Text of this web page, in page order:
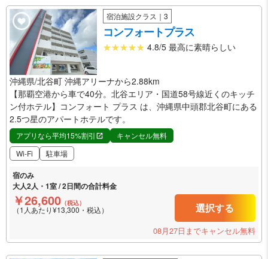
宿泊施設クラス｜3
コンフォートプラス
4.8/5 最高に素晴らしい
沖縄県/北谷町 沖縄アリーナから2.88km
【那覇空港から車で40分。北谷エリア・国道58号線近くのキッチ
ン付ホテル】コンフォート プラス は、沖縄県中頭郡北谷町にある
2.5つ星のアパートホテルです。
アプリなら平均15%割引
キャンセル無料
Wi-Fi
駐車場
宿のみ
大人2人・1室 / 2日間の合計料金
￥26,600 （税込）
（1人あたり¥13,300・税込） 選択する
08月27日までキャンセル無料